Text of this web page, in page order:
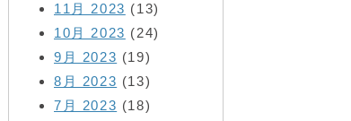
11月 2023 (13)
10月 2023 (24)
9月 2023 (19)
8月 2023 (13)
7月 2023 (18)